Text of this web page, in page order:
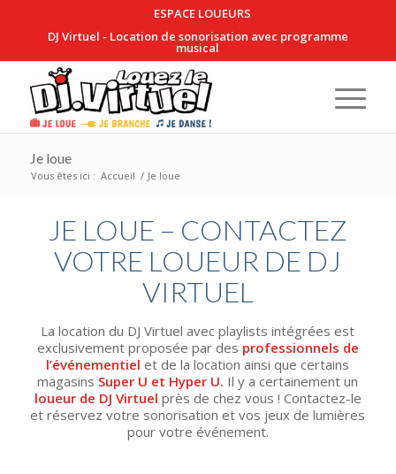
ESPACE LOUEURS
DJ Virtuel - Location de sonorisation avec programme
musical
Je loue
Vous êtes ici : Accueil / Je loue
JE LOUE – CONTACTEZ
VOTRE LOUEUR DE DJ
VIRTUEL
La location du DJ Virtuel avec playlists intégrées est
exclusivement proposée par des professionnels de
l’événementiel et de la location ainsi que certains
magasins Super U et Hyper U. Il y a certainement un
loueur de DJ Virtuel près de chez vous ! Contactez-le
et réservez votre sonorisation et vos jeux de lumières
pour votre événement.